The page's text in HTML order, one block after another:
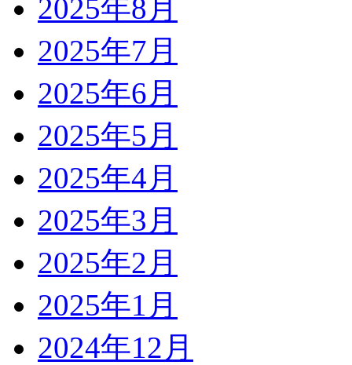
2025年8月
2025年7月
2025年6月
2025年5月
2025年4月
2025年3月
2025年2月
2025年1月
2024年12月